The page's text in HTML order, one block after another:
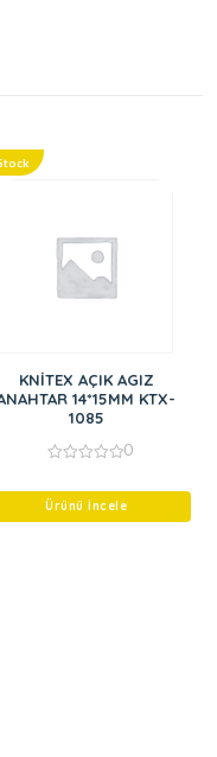
KNİTEX AÇIK AGIZ
14*15MM KTX-
1085
of
0
Ürünü İncele